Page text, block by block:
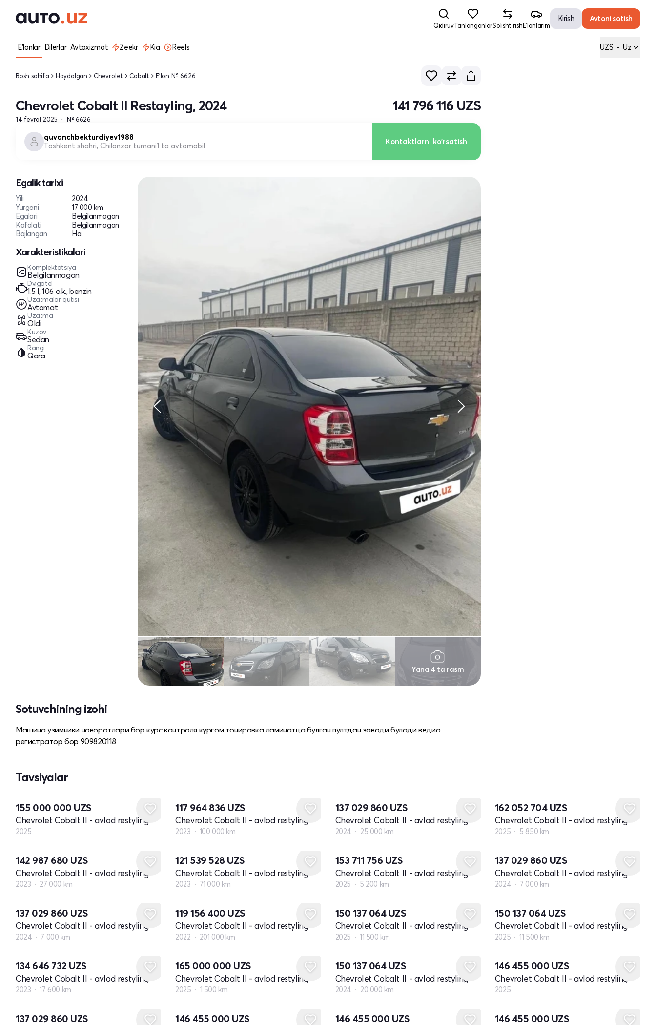
QidiruvTanlanganlarSolishtirishE'lonlarim
Kirish Avtoni sotish
E'lonlar Dilerlar Avtoxizmat Zeekr Kia Reels UZS • Uz
Bosh sahifa Haydalgan Chevrolet Cobalt E'lon № 6626
Chevrolet Cobalt II Restayling, 2024
14 fevral 2025 № 6626
141 796 116 UZS
quvonchbekturdiyev1988
Toshkent shahri, Chilonzor tumani1 ta avtomobil Kontaktlarni ko'rsatish
Egalik tarixi
Yili
2024
Yurgani
17 000 km
Egalari
Belgilanmagan
Kafolati
Belgilanmagan
Bojlangan
Ha
Xarakteristikalari
Komplektatsiya
Belgilanmagan
Dvigatel
1.5 l, 106 o.k., benzin
Uzatmalar qutisi
Avtomat
Uzatma
Oldi
Kuzov
Sedan
Rangi
Qora
Yana 4 ta rasm
Sotuvchining izohi
Машина узимники новоротлари бор курс контроля кургом тонировка ламинатца булган пултдан заводи булади ведио
регистратор бор 909820118
Tavsiyalar
155 000 000 UZS
Chevrolet Cobalt II - avlod restyling
2025
117 964 836 UZS
Chevrolet Cobalt II - avlod restyling
2023 100 000 km
137 029 860 UZS
Chevrolet Cobalt II - avlod restyling
2024 25 000 km
162 052 704 UZS
Chevrolet Cobalt II - avlod restyling
2025 5 850 km
142 987 680 UZS
Chevrolet Cobalt II - avlod restyling
2023 27 000 km
121 539 528 UZS
Chevrolet Cobalt II - avlod restyling
2023 71 000 km
153 711 756 UZS
Chevrolet Cobalt II - avlod restyling
2025 5 200 km
137 029 860 UZS
Chevrolet Cobalt II - avlod restyling
2024 7 000 km
137 029 860 UZS
Chevrolet Cobalt II - avlod restyling
2024 7 000 km
119 156 400 UZS
Chevrolet Cobalt II - avlod restyling
2022 201 000 km
150 137 064 UZS
Chevrolet Cobalt II - avlod restyling
2025 11 500 km
150 137 064 UZS
Chevrolet Cobalt II - avlod restyling
2025 11 500 km
134 646 732 UZS
Chevrolet Cobalt II - avlod restyling
2023 17 600 km
165 000 000 UZS
Chevrolet Cobalt II - avlod restyling
2025 1 500 km
150 137 064 UZS
Chevrolet Cobalt II - avlod restyling
2024 20 000 km
146 455 000 UZS
Chevrolet Cobalt II - avlod restyling
2025
137 029 860 UZS 146 455 000 UZS 146 455 000 UZS 146 455 000 UZS